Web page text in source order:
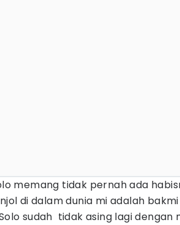
memang tidak pernah ada
di dalam dunia mi adalah
sudah tidak asing lagi dengan